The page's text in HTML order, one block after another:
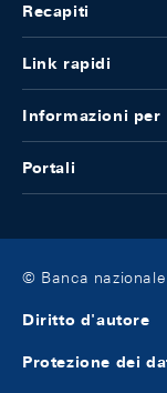
Recapiti
Link rapidi
Informazioni per
Portali
© Banca nazionale
Diritto d'autore
Protezione dei